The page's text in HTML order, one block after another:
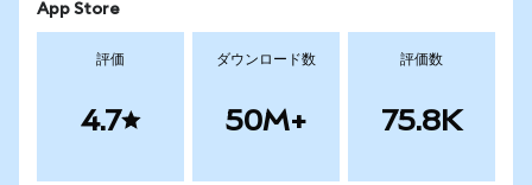
App Store
評価
4.7
ダウンロード数
50M+
評価数
75.8K